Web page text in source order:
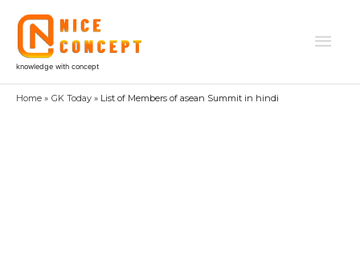
content
knowledge with concept
Home GK Today List of Members of asean Summit in hindi